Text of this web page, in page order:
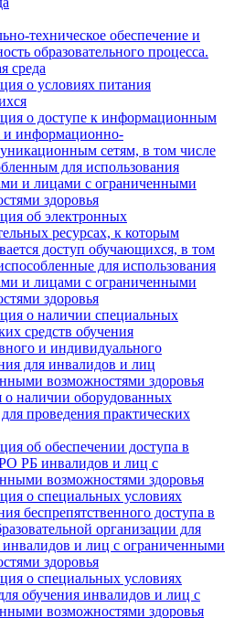
техническое обеспечение и
образовательного процесса.
среда
о условиях питания
о доступе к информационным
и информационно-
сетям, в том числе
для использования
и лицами с ограниченными
здоровья
об электронных
ресурсах, к которым
доступ обучающихся, в том
для использования
и лицами с ограниченными
здоровья
о наличии специальных
средств обучения
и индивидуального
для инвалидов и лиц
возможностями здоровья
о наличии оборудованных
проведения практических
об обеспечении доступа в
РБ инвалидов и лиц с
возможностями здоровья
о специальных условиях
беспрепятственного доступа в
организации для
инвалидов и лиц с ограниченными
здоровья
о специальных условиях
обучения инвалидов и лиц с
возможностями здоровья